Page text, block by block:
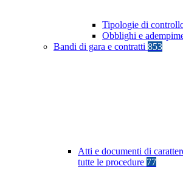
Tipologie di
Obblighi e
Bandi di gara e contratti 853
Atti e documenti di
tutte le procedure 77